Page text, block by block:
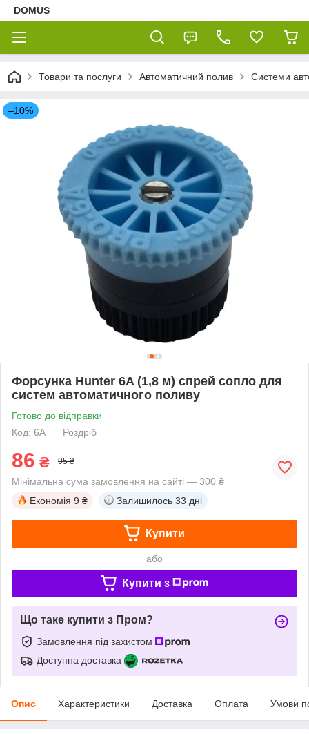
DOMUS
Товари та послуги Автоматичний полив Системи
–10%
Форсунка Hunter 6A (1,8 м) спрей сопло для
систем автоматичного поливу
Готово до відправки
Код: 6A
Роздріб
86 ₴ 95 ₴
Мінімальна сума замовлення на сайті — 300 ₴
Економія 9 ₴ Залишилось 33 дні
Купити
або
Купити з
Що таке купити з Пром?
Замовлення під захистом
Доступна доставка
Опис Характеристики Доставка Оплата Умови